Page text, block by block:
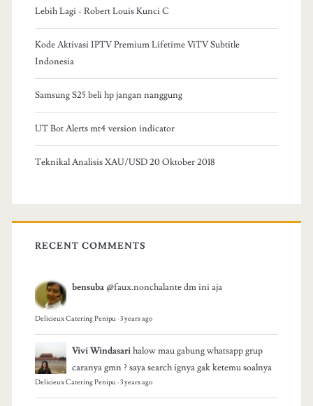
Lebih Lagi - Robert Louis Kunci C
Kode Aktivasi IPTV Premium Lifetime ViTV Subtitle
Indonesia
Samsung S25 beli hp jangan nanggung
UT Bot Alerts mt4 version indicator
Teknikal Analisis XAU/USD 20 Oktober 2018
RECENT COMMENTS
bensuba @faux.nonchalante dm ini aja
Delicieux Catering Penipu·3 years ago
Vivi Windasari halow mau gabung whatsapp grup
caranya gmn ? saya search ignya gak ketemu soalnya
Delicieux Catering Penipu·3 years ago